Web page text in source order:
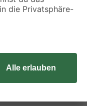
direkt beim
freuen! Als